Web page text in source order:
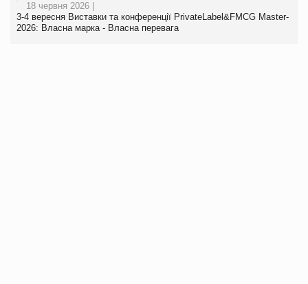
18 червня 2026 |
3-4 вересня Виставки та конференції PrivateLabel&FMCG Master-
2026: Власна марка - Власна перевага